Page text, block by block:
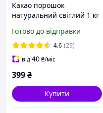
Какао порошок
натуральний світлий 1 кг
Готово до відправки
4.6 (29)
від40₴/міс
399₴
Купити